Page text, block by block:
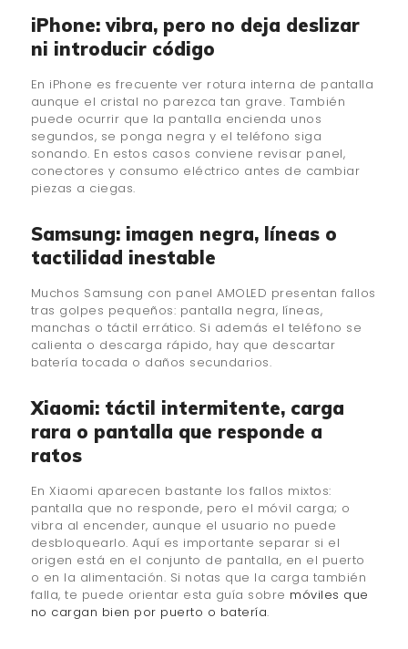
iPhone: vibra, pero no deja deslizar
ni introducir código
En iPhone es frecuente ver rotura interna de pantalla
aunque el cristal no parezca tan grave. También
puede ocurrir que la pantalla encienda unos
segundos, se ponga negra y el teléfono siga
sonando. En estos casos conviene revisar panel,
conectores y consumo eléctrico antes de cambiar
piezas a ciegas.
Samsung: imagen negra, líneas o
tactilidad inestable
Muchos Samsung con panel AMOLED presentan fallos
tras golpes pequeños: pantalla negra, líneas,
manchas o táctil errático. Si además el teléfono se
calienta o descarga rápido, hay que descartar
batería tocada o daños secundarios.
Xiaomi: táctil intermitente, carga
rara o pantalla que responde a
ratos
En Xiaomi aparecen bastante los fallos mixtos:
pantalla que no responde, pero el móvil carga; o
vibra al encender, aunque el usuario no puede
desbloquearlo. Aquí es importante separar si el
origen está en el conjunto de pantalla, en el puerto
o en la alimentación. Si notas que la carga también
falla, te puede orientar esta guía sobre móviles que
no cargan bien por puerto o batería.